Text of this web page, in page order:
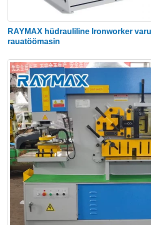
Hüdraulilise rauatöölise
omadused
Tugev ja täpne terasraamil on
Automaatsed kinnihoidmised –
töötavad automaatselt,
lõigete vahel aeganõudvate
järele.
Suured töölauad koos kaalude
reguleeritavate juhikutega
tulemuste saavutamiseks.
RAYMAX hüdrauliline Ironworker
rauatöömasin